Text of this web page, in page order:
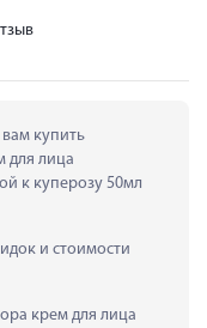
вам купить
для лица
к куперозу 50мл
и стоимости
крем для лица